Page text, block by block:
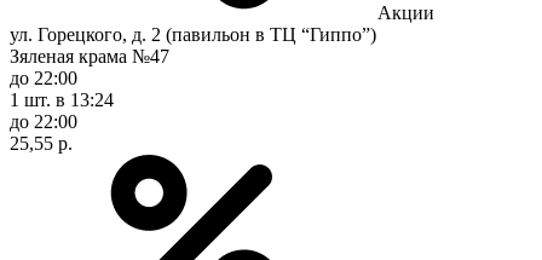
Акции
ул. Горецкого, д. 2 (павильон в ТЦ “Гиппо”)
Зяленая крама №47
до 22:00
1 шт. в 13:24
до 22:00
25,55 р.